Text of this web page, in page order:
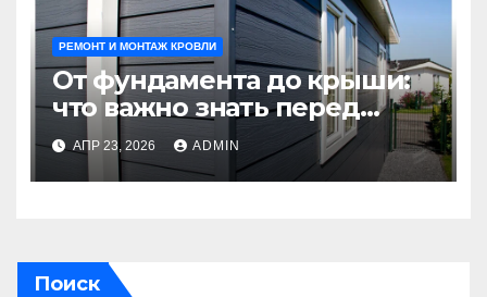
РЕМОНТ И МОНТАЖ КРОВЛИ
От фундамента до крыши:
что важно знать перед
началом строительства
дома из газобетона
АПР 23, 2026 ADMIN
Поиск